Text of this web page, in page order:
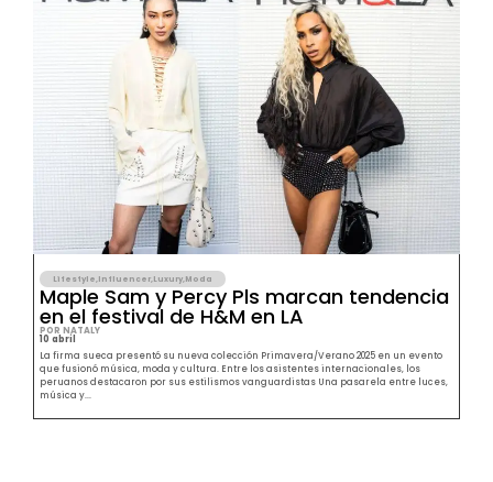
Lifestyle,Influencer,Luxury,Moda
Maple Sam y Percy Pls marcan tendencia
en el festival de H&M en LA
POR NATALY
10 abril
La firma sueca presentó su nueva colección Primavera/Verano 2025 en un evento
que fusionó música, moda y cultura. Entre los asistentes internacionales, los
peruanos destacaron por sus estilismos vanguardistas Una pasarela entre luces,
música y...